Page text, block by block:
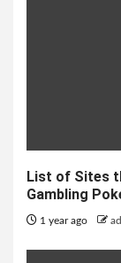
List of Sites
Gambling
1 year ago